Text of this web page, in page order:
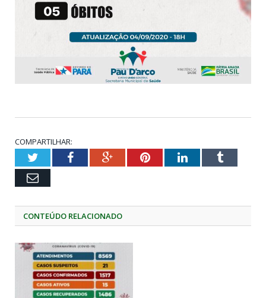
COMPARTILHAR:
TwitterFacebookGoogle+PinterestLinkedInTumblr
Email
CONTEÚDO RELACIONADO